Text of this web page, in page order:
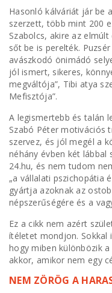
Hasonló kálváriát jár be
szerzett, több mint 200
Szabolcs, akire az
sőt be is perelték.
avászkodó önimádó
jól ismert, sikeres,
megváltója”, Tibi atya
Mefisztója”.
A legismertebb és talán
Szabó Péter motivációs
szervez, és jól megél a
néhány évben két
24.hu, és nem tudom
„a vállalati pszichopátia
gyártja azoknak az
népszerűségére és a
Ez a cikk nem azért
ítéletet mondjon. Sokkal
hogy miben különbözik
akkor, amikor nem egy
NEM ZÖRÖG A